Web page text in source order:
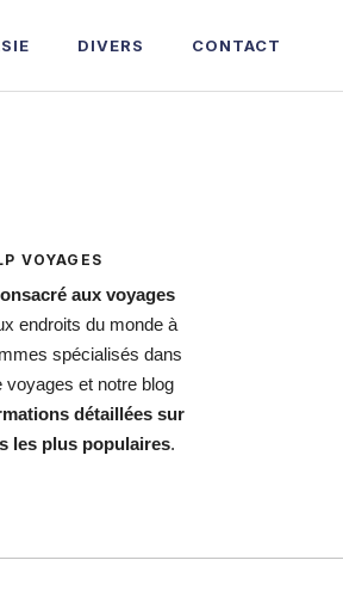
DIVERS CONTACT
VOYAGES
aux voyages
endroits du monde à
spécialisés dans
voyages et notre blog
détaillées sur
les plus populaires.